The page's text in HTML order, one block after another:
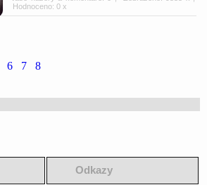
Hodnoceno: 0 x
6 7 8
Odkazy